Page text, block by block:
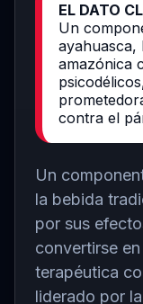
EL DATO
Un
ayahuasca,
amazónica
contra el
Un
la bebida
por sus
convertirse
terapéutica
liderado por la